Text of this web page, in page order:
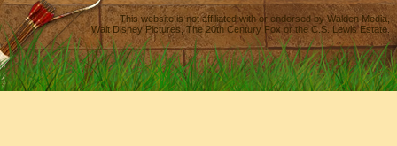
This website is not affiliated with or endorsed byWalden Media
Walt Disney Pictures,The 20th Century Fox or the C.S. Lewis Estate.